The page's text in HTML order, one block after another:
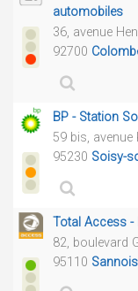
automobiles
36, avenue
92700
BP - Station
59 bis, avenue
95230 Soisy-
Total Access -
82, boulevard
95110 Sannois